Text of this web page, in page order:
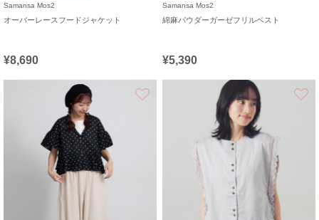
Samansa Mos2
オーバーレースフードジャケット
¥8,690
Samansa Mos2
綿麻パウダーガーゼフリルベスト
¥5,390